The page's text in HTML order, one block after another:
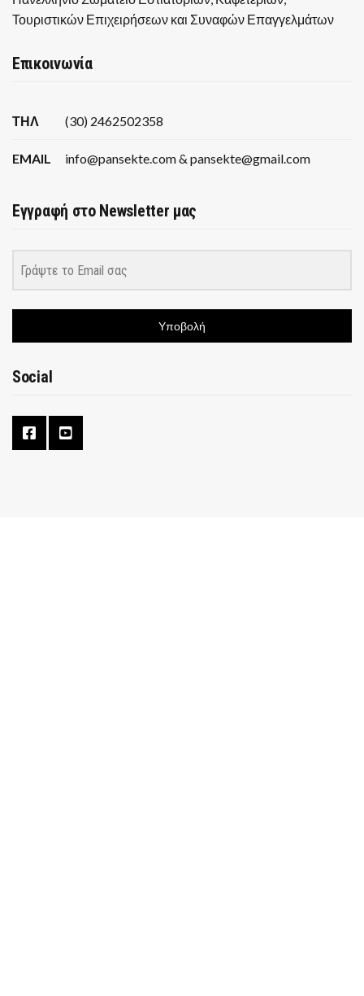
Τουριστικών Επιχειρήσεων και Συναφών Επαγγελμάτων
Επικοινωνία
ΤΗΛ (30) 2462502358
EMAIL info@pansekte.com & pansekte@gmail.com
Εγγραφή στο Newsletter μας
Υποβολή
Social